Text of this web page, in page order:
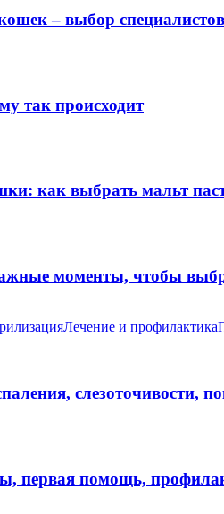
– выбор специалистов
так происходит
как выбрать мальт
моменты, чтобы
Лечение и профилактика
слезоточивости,
первая помощь,